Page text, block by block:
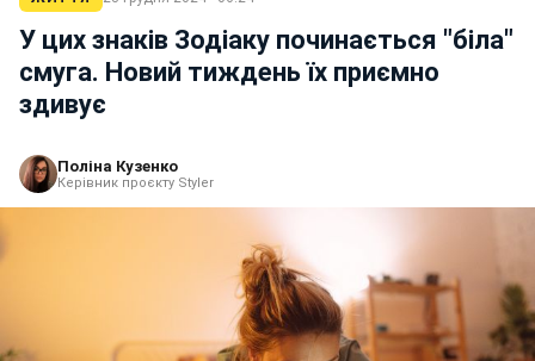
У цих знаків Зодіаку починається "біла"
смуга. Новий тиждень їх приємно
здивує
Поліна Кузенко
Керівник проєкту Styler